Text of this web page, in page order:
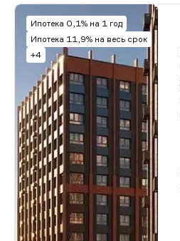
Ипотека 0,1% на 1 год
Ипотека 11,9% на весь срок
+4